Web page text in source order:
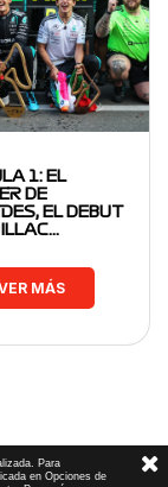
1: EL
DE
EL DEBUT
MÁS
Para
en Opciones de